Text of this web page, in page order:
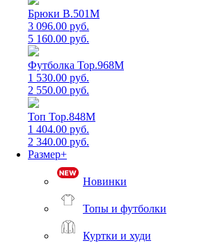
Брюки B.501M
3 096.00 руб.
5 160.00 руб.
Футболка Top.968M
1 530.00 руб.
2 550.00 руб.
Топ Top.848M
1 404.00 руб.
2 340.00 руб.
Размер+
Новинки
Топы и футболки
Куртки и худи